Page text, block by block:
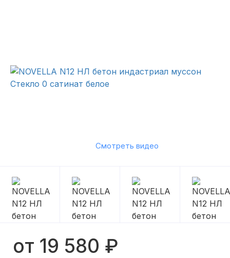
Смотреть видео
от 19 580 ₽